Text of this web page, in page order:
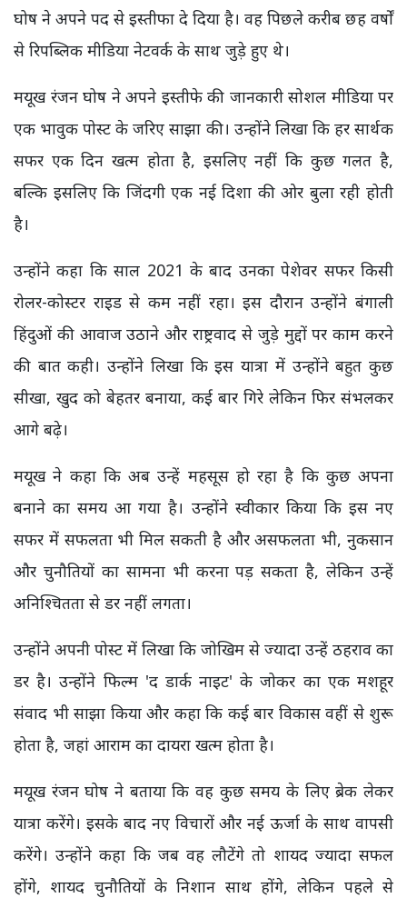
घोष ने अपने पद से इस्तीफा दे दिया है। वह पिछले करीब छह वर्षों
से रिपब्लिक मीडिया नेटवर्क के साथ जुड़े हुए थे।
मयूख रंजन घोष ने अपने इस्तीफे की जानकारी सोशल मीडिया पर
एक भावुक पोस्ट के जरिए साझा की। उन्होंने लिखा कि हर सार्थक
सफर एक दिन खत्म होता है, इसलिए नहीं कि कुछ गलत है,
बल्कि इसलिए कि जिंदगी एक नई दिशा की ओर बुला रही होती
है।
उन्होंने कहा कि साल 2021 के बाद उनका पेशेवर सफर किसी
रोलर-कोस्टर राइड से कम नहीं रहा। इस दौरान उन्होंने बंगाली
हिंदुओं की आवाज उठाने और राष्ट्रवाद से जुड़े मुद्दों पर काम करने
की बात कही। उन्होंने लिखा कि इस यात्रा में उन्होंने बहुत कुछ
सीखा, खुद को बेहतर बनाया, कई बार गिरे लेकिन फिर संभलकर
आगे बढ़े।
मयूख ने कहा कि अब उन्हें महसूस हो रहा है कि कुछ अपना
बनाने का समय आ गया है। उन्होंने स्वीकार किया कि इस नए
सफर में सफलता भी मिल सकती है और असफलता भी, नुकसान
और चुनौतियों का सामना भी करना पड़ सकता है, लेकिन उन्हें
अनिश्चितता से डर नहीं लगता।
उन्होंने अपनी पोस्ट में लिखा कि जोखिम से ज्यादा उन्हें ठहराव का
डर है। उन्होंने फिल्म 'द डार्क नाइट' के जोकर का एक मशहूर
संवाद भी साझा किया और कहा कि कई बार विकास वहीं से शुरू
होता है, जहां आराम का दायरा खत्म होता है।
मयूख रंजन घोष ने बताया कि वह कुछ समय के लिए ब्रेक लेकर
यात्रा करेंगे। इसके बाद नए विचारों और नई ऊर्जा के साथ वापसी
करेंगे। उन्होंने कहा कि जब वह लौटेंगे तो शायद ज्यादा सफल
होंगे, शायद चुनौतियों के निशान साथ होंगे, लेकिन पहले से